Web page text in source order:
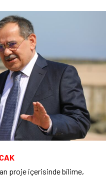
proje içerisinde bilime,